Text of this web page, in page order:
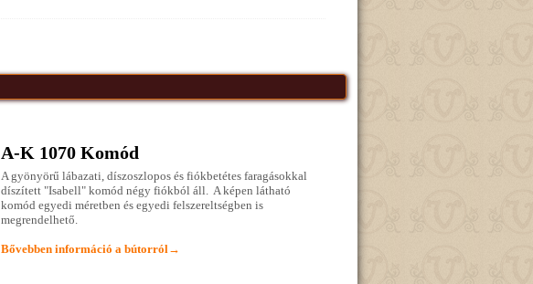
A-K 1070 Komód
A gyönyörű lábazati, díszoszlopos és fiókbetétes faragásokkal
díszített "Isabell" komód négy fiókból áll. A képen látható
komód egyedi méretben és egyedi felszereltségben is
megrendelhető.
Bővebben információ a bútorról→